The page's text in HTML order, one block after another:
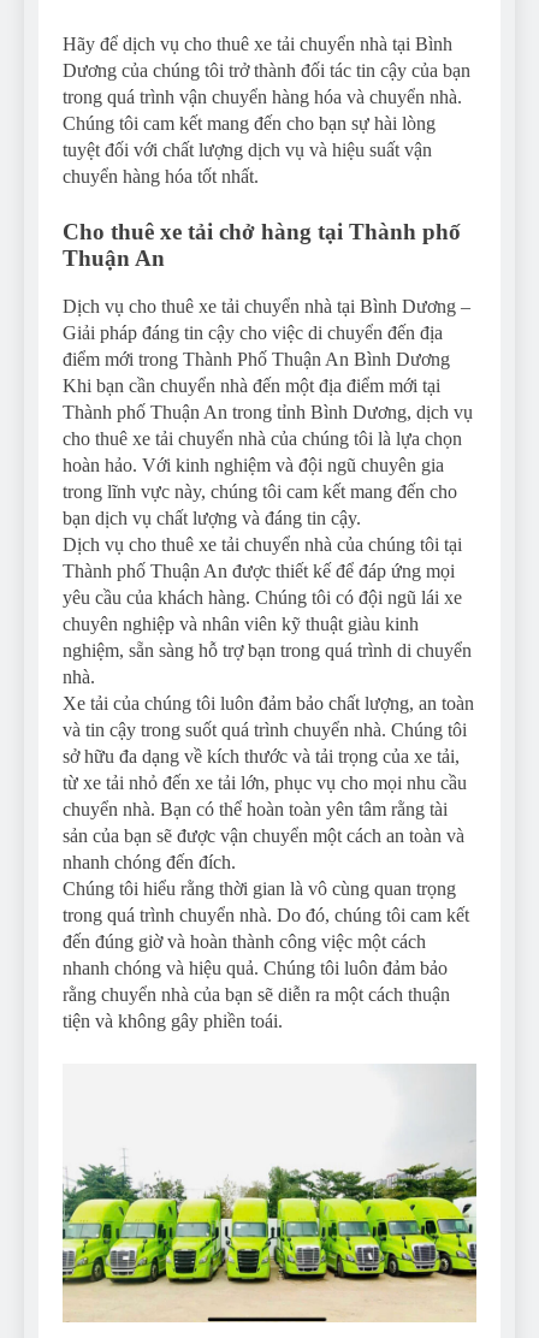
Hãy để dịch vụ cho thuê xe tải chuyển nhà tại Bình
Dương của chúng tôi trở thành đối tác tin cậy của bạn
trong quá trình vận chuyển hàng hóa và chuyển nhà.
Chúng tôi cam kết mang đến cho bạn sự hài lòng
tuyệt đối với chất lượng dịch vụ và hiệu suất vận
chuyển hàng hóa tốt nhất.
Cho thuê xe tải chở hàng tại Thành phố
Thuận An
Dịch vụ cho thuê xe tải chuyển nhà tại Bình Dương –
Giải pháp đáng tin cậy cho việc di chuyển đến địa
điểm mới trong Thành Phố Thuận An Bình Dương
Khi bạn cần chuyển nhà đến một địa điểm mới tại
Thành phố Thuận An trong tỉnh Bình Dương, dịch vụ
cho thuê xe tải chuyển nhà của chúng tôi là lựa chọn
hoàn hảo. Với kinh nghiệm và đội ngũ chuyên gia
trong lĩnh vực này, chúng tôi cam kết mang đến cho
bạn dịch vụ chất lượng và đáng tin cậy.
Dịch vụ cho thuê xe tải chuyển nhà của chúng tôi tại
Thành phố Thuận An được thiết kế để đáp ứng mọi
yêu cầu của khách hàng. Chúng tôi có đội ngũ lái xe
chuyên nghiệp và nhân viên kỹ thuật giàu kinh
nghiệm, sẵn sàng hỗ trợ bạn trong quá trình di chuyển
nhà.
Xe tải của chúng tôi luôn đảm bảo chất lượng, an toàn
và tin cậy trong suốt quá trình chuyển nhà. Chúng tôi
sở hữu đa dạng về kích thước và tải trọng của xe tải,
từ xe tải nhỏ đến xe tải lớn, phục vụ cho mọi nhu cầu
chuyển nhà. Bạn có thể hoàn toàn yên tâm rằng tài
sản của bạn sẽ được vận chuyển một cách an toàn và
nhanh chóng đến đích.
Chúng tôi hiểu rằng thời gian là vô cùng quan trọng
trong quá trình chuyển nhà. Do đó, chúng tôi cam kết
đến đúng giờ và hoàn thành công việc một cách
nhanh chóng và hiệu quả. Chúng tôi luôn đảm bảo
rằng chuyển nhà của bạn sẽ diễn ra một cách thuận
tiện và không gây phiền toái.